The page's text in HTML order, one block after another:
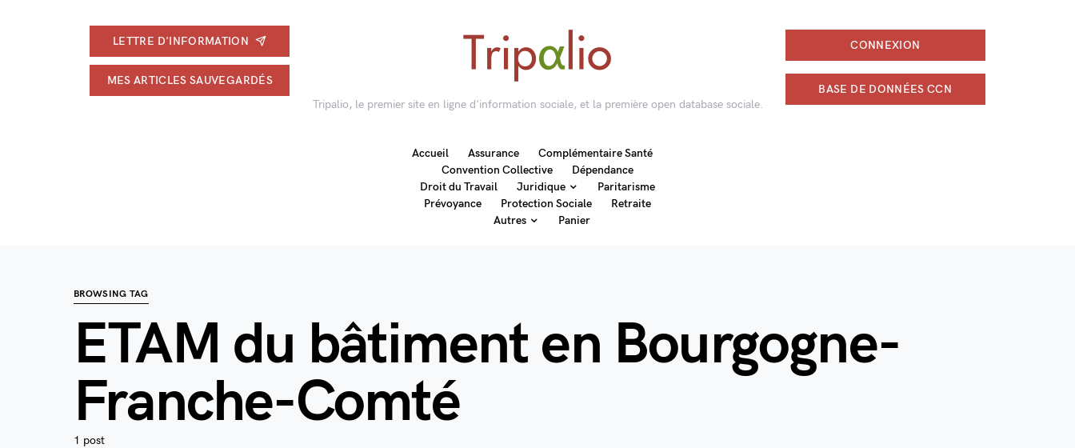
LETTRE D'INFORMATION
MES ARTICLES SAUVEGARDÉS
Tripalio, le premier site en ligne d'information sociale, et la première open database sociale.
CONNEXION
BASE DE DONNÉES CCN
Accueil Assurance
Complémentaire Santé
Convention Collective
Dépendance
Droit du Travail
Juridique
Paritarisme
Prévoyance
Protection Sociale
Retraite
Autres
Panier
BROWSING TAG
ETAM du bâtiment en Bourgogne-
Franche-Comté
1 post